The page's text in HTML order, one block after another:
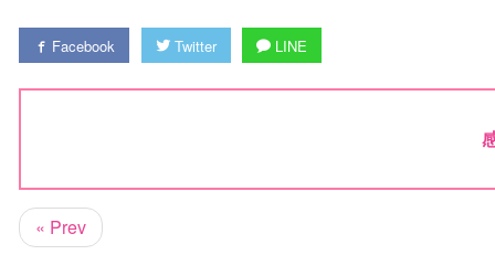
Facebook Twitter LINE
« Prev